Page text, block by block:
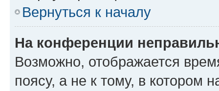
Вернуться к началу
На конференции
Возможно, отображается
поясу, а не к тому, в котором